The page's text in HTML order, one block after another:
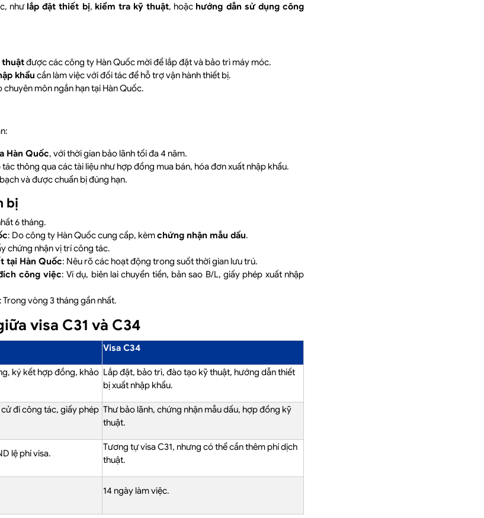
như lắp đặt thiết bị, kiểm tra kỹ thuật, hoặc hướng dẫn sử dụng công
thuậtđược các công ty Hàn Quốc mời để lắp đặt và bảo trì máy móc.
khẩu cần làm việc với đối tác để hỗ trợ vận hành thiết bị.
môn ngắn hạn tại Hàn Quốc.
Hàn Quốc, với thời gian bảo lãnh tối đa 4 năm.
thông qua các tài liệu như hợp đồng mua bán, hóa đơn xuất nhập khẩu.
và được chuẩn bị đúng hạn.
bị
6 tháng.
: Do công ty Hàn Quốc cung cấp, kèmchứng nhận mẫu dấu.
chứng nhận vị trí công tác.
tại Hàn Quốc: Nêu rõ các hoạt động trong suốt thời gian lưu trú.
công việc: Ví dụ, biên lai chuyển tiền, bản sao B/L, giấy phép xuất nhập
: Trong vòng 3 tháng gần nhất.
visa C31 và C34
Visa C34
ký kết hợp đồng, khảo Lắp đặt, bảo trì, đào tạo kỹ thuật, hướng dẫn thiết
bị xuất nhập khẩu.
đi công tác, giấy phép Thư bảo lãnh, chứng nhận mẫu dấu, hợp đồng kỹ
thuật.
lệ phí visa.
Tương tự visa C31, nhưng có thể cần thêm phí dịch
thuật.
14 ngày làm việc.